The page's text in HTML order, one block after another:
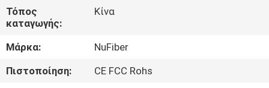
ΕΜΕΊΣ
ΓΎΡΟΣ
ΕΡΓΟΣΤΑΣΊΩΝ
Τόπος
καταγωγής:
Κίνα
Μάρκα:
NuFiber
Πιστοποίηση:
CE FCC Rohs